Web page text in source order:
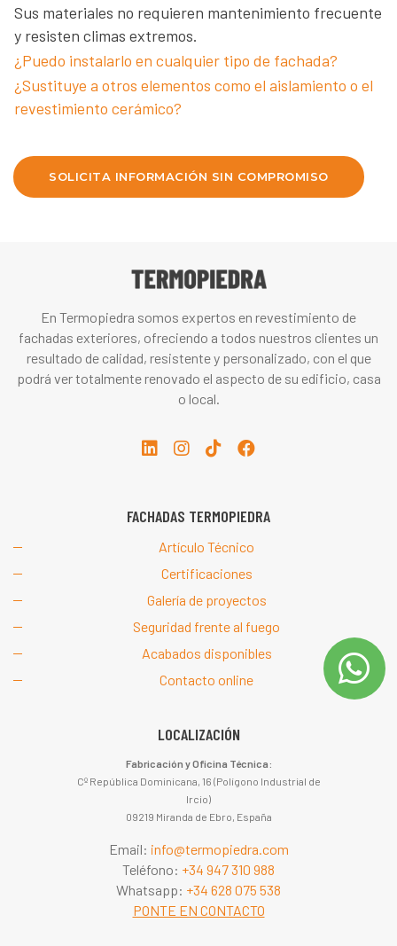
Sus materiales no requieren mantenimiento frecuente
y resisten climas extremos.
¿Puedo instalarlo en cualquier tipo de fachada?
¿Sustituye a otros elementos como el aislamiento o el
revestimiento cerámico?
SOLICITA INFORMACIÓN SIN COMPROMISO
En Termopiedra somos expertos en revestimiento de
fachadas exteriores, ofreciendo a todos nuestros clientes un
resultado de calidad, resistente y personalizado, con el que
podrá ver totalmente renovado el aspecto de su edificio, casa
o local.
FACHADAS TERMOPIEDRA
Artículo Técnico
Certificaciones
Galería de proyectos
Seguridad frente al fuego
Acabados disponibles
Contacto online
LOCALIZACIÓN
Fabricación y Oficina Técnica:
Cº República Dominicana, 16 (Polígono Industrial de
Ircio)
09219 Miranda de Ebro, España
Email: info@termopiedra.com
Teléfono: +34 947 310 988
Whatsapp: +34 628 075 538
PONTE EN CONTACTO